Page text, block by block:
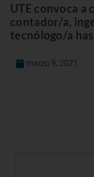
UTE convoca a
contador/a,
tecnólogo/a
marzo 9, 2021